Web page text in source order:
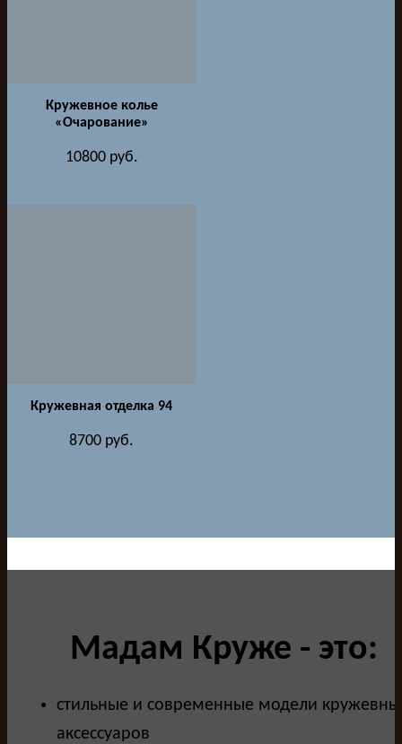
Кружевное колье
«Очарование»
10800руб.
Кружевная отделка 94
8700 руб.
Мадам Круже - это:
стильные и современные модели
аксессуаров